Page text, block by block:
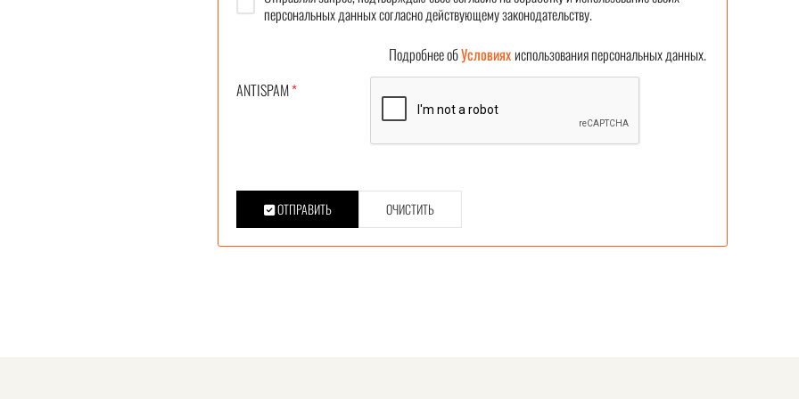
персональных данных согласно действующему законодательству.
Подробнее обУсловияхиспользования персональных данных.
ANTISPAM*
ОТПРАВИТЬ ОЧИСТИТЬ